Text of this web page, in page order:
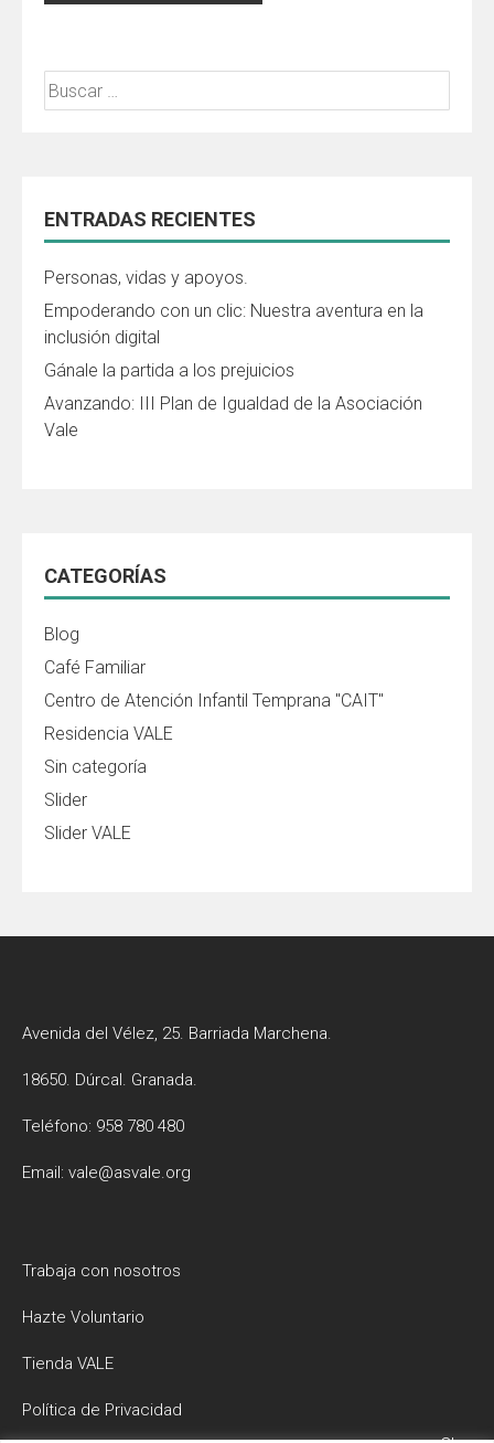
Buscar:
ENTRADAS RECIENTES
Personas, vidas y apoyos.
Empoderando con un clic: Nuestra aventura en la
inclusión digital
Gánale la partida a los prejuicios
Avanzando: III Plan de Igualdad de la Asociación
Vale
CATEGORÍAS
Blog
Café Familiar
Centro de Atención Infantil Temprana "CAIT"
Residencia VALE
Sin categoría
Slider
Slider VALE
Avenida del Vélez, 25. Barriada Marchena.
18650. Dúrcal. Granada.
Teléfono: 958 780 480
Email: vale@asvale.org
Trabaja con nosotros
Hazte Voluntario
Tienda VALE
Política de Privacidad